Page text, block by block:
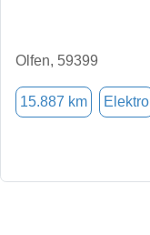
Olfen, 59399
15.887 km Elektro